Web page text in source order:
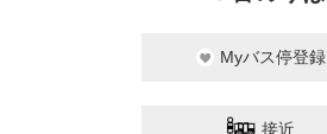
Myバス停登録
接近